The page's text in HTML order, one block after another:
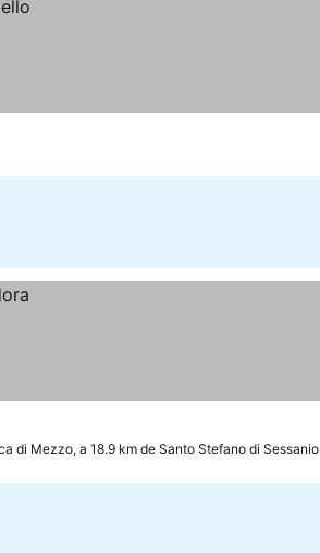
di Mezzo, a 18.9 km de Santo Stefano di Sessanio